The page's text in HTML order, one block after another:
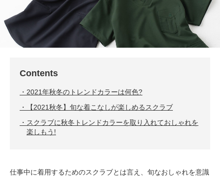
Contents
2021年秋冬のトレンドカラーは何色?
【2021秋冬】旬な着こなしが楽しめるスクラブ
スクラブに秋冬トレンドカラーを取り入れておしゃれを
楽しもう!
仕事中に着用するためのスクラブとは言え、旬なおしゃれを意識